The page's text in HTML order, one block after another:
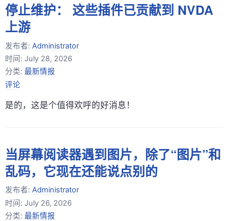
停止维护： 这些插件已贡献到 NVDA
上游
发布者: Administrator
时间: July 28, 2026
分类: 最新情报
评论
是的，这是个值得欢呼的好消息！
当屏幕阅读器遇到图片，除了“图片”和
乱码，它现在还能说点别的
发布者: Administrator
时间: July 26, 2026
分类: 最新情报